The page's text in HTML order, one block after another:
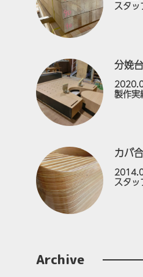
スタ
分娩
製作実
カバ
スタ
Archive